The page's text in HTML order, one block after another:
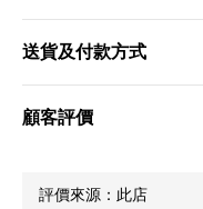
送貨及付款方式
顧客評價